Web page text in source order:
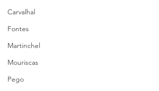
Carvalhal
Fontes
Martinchel
Mouriscas
Pego